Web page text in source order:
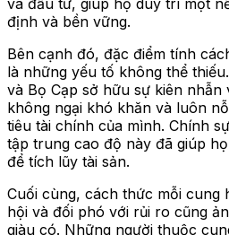
định và bền vững.
Bên cạnh đó, đặc điểm tính
là những yếu tố không thể
và Bọ Cạp sở hữu sự kiên nhẫn
không ngại khó khăn và luôn
tiêu tài chính của mình. Chính
tập trung cao độ này đã giúp
để tích lũy tài sản.
Cuối cùng, cách thức mỗi cung
hội và đối phó với rủi ro cũng
giàu có. Những người thuộc